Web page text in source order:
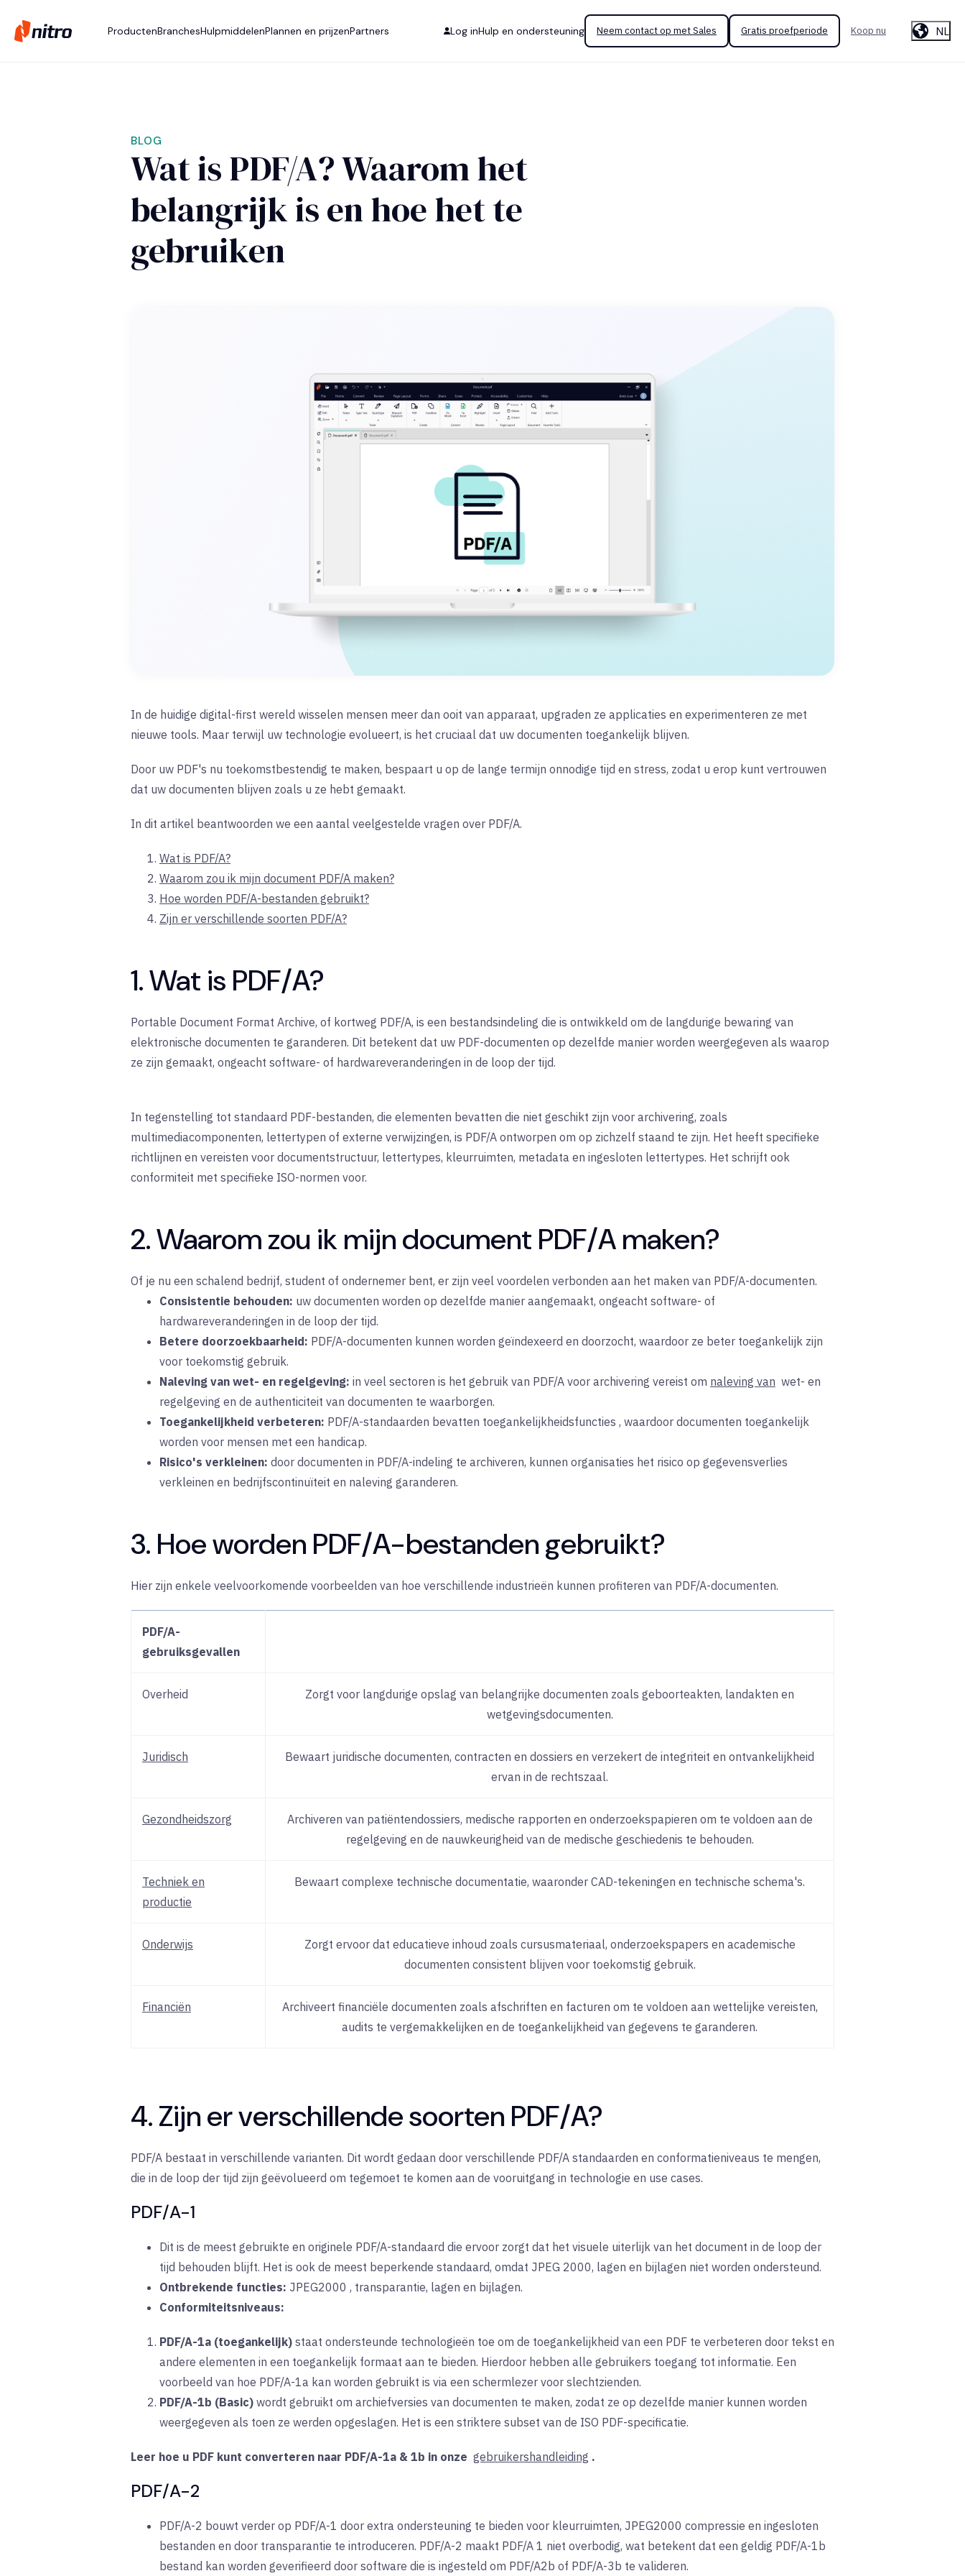
ProductenBranchesHulpmiddelenPlannen en prijzenPartners Log inHulp en ondersteuning Neem contact op met Sales Gratis proefperiode Koop nu NL
BLOG
Wat is PDF/A? Waarom het
belangrijk is en hoe het te
gebruiken
In de huidige digital-first wereld wisselen mensen meer dan ooit van apparaat, upgraden ze applicaties en experimenteren ze met
nieuwe tools. Maar terwijl uw technologie evolueert, is het cruciaal dat uw documenten toegankelijk blijven.
Door uw PDF's nu toekomstbestendig te maken, bespaart u op de lange termijn onnodige tijd en stress, zodat u erop kunt vertrouwen
dat uw documenten blijven zoals u ze hebt gemaakt.
In dit artikel beantwoorden we een aantal veelgestelde vragen over PDF/A.
Wat is PDF/A?
Waarom zou ik mijn document PDF/A maken?
Hoe worden PDF/A-bestanden gebruikt?
Zijn er verschillende soorten PDF/A?
1. Wat is PDF/A?
Portable Document Format Archive, of kortweg PDF/A, is een bestandsindeling die is ontwikkeld om de langdurige bewaring van
elektronische documenten te garanderen. Dit betekent dat uw PDF-documenten op dezelfde manier worden weergegeven als waarop
ze zijn gemaakt, ongeacht software- of hardwareveranderingen in de loop der tijd.
In tegenstelling tot standaard PDF-bestanden, die elementen bevatten die niet geschikt zijn voor archivering, zoals
multimediacomponenten, lettertypen of externe verwijzingen, is PDF/A ontworpen om op zichzelf staand te zijn. Het heeft specifieke
richtlijnen en vereisten voor documentstructuur, lettertypes, kleurruimten, metadata en ingesloten lettertypes. Het schrijft ook
conformiteit met specifieke ISO-normen voor.
2. Waarom zou ik mijn document PDF/A maken?
Of je nu een schalend bedrijf, student of ondernemer bent, er zijn veel voordelen verbonden aan het maken van PDF/A-documenten.
Consistentie behouden: uw documenten worden op dezelfde manier aangemaakt, ongeacht software- of
hardwareveranderingen in de loop der tijd.
Betere doorzoekbaarheid: PDF/A-documenten kunnen worden geïndexeerd en doorzocht, waardoor ze beter toegankelijk zijn
voor toekomstig gebruik.
Naleving van wet- en regelgeving: in veel sectoren is het gebruik van PDF/A voor archivering vereist om naleving van wet- en
regelgeving en de authenticiteit van documenten te waarborgen.
Toegankelijkheid verbeteren: PDF/A-standaarden bevatten toegankelijkheidsfuncties , waardoor documenten toegankelijk
worden voor mensen met een handicap.
Risico's verkleinen: door documenten in PDF/A-indeling te archiveren, kunnen organisaties het risico op gegevensverlies
verkleinen en bedrijfscontinuïteit en naleving garanderen.
3. Hoe worden PDF/A-bestanden gebruikt?
Hier zijn enkele veelvoorkomende voorbeelden van hoe verschillende industrieën kunnen profiteren van PDF/A-documenten.
PDF/A-
gebruiksgevallen
Overheid
Zorgt voor langdurige opslag van belangrijke documenten zoals geboorteakten, landakten en
wetgevingsdocumenten.
Juridisch
Bewaart juridische documenten, contracten en dossiers en verzekert de integriteit en ontvankelijkheid
ervan in de rechtszaal.
Gezondheidszorg
Archiveren van patiëntendossiers, medische rapporten en onderzoekspapieren om te voldoen aan de
regelgeving en de nauwkeurigheid van de medische geschiedenis te behouden.
Techniek en
productie
Bewaart complexe technische documentatie, waaronder CAD-tekeningen en technische schema's.
Onderwijs
Zorgt ervoor dat educatieve inhoud zoals cursusmateriaal, onderzoekspapers en academische
documenten consistent blijven voor toekomstig gebruik.
Financiën
Archiveert financiële documenten zoals afschriften en facturen om te voldoen aan wettelijke vereisten,
audits te vergemakkelijken en de toegankelijkheid van gegevens te garanderen.
4. Zijn er verschillende soorten PDF/A?
PDF/A bestaat in verschillende varianten. Dit wordt gedaan door verschillende PDF/A standaarden en conformatieniveaus te mengen,
die in de loop der tijd zijn geëvolueerd om tegemoet te komen aan de vooruitgang in technologie en use cases.
PDF/A-1
Dit is de meest gebruikte en originele PDF/A-standaard die ervoor zorgt dat het visuele uiterlijk van het document in de loop der
tijd behouden blijft. Het is ook de meest beperkende standaard, omdat JPEG 2000, lagen en bijlagen niet worden ondersteund.
Ontbrekende functies: JPEG2000 , transparantie, lagen en bijlagen.
Conformiteitsniveaus:
PDF/A-1a (toegankelijk) staat ondersteunde technologieën toe om de toegankelijkheid van een PDF te verbeteren door tekst en
andere elementen in een toegankelijk formaat aan te bieden. Hierdoor hebben alle gebruikers toegang tot informatie. Een
voorbeeld van hoe PDF/A-1a kan worden gebruikt is via een schermlezer voor slechtzienden.
PDF/A-1b (Basic) wordt gebruikt om archiefversies van documenten te maken, zodat ze op dezelfde manier kunnen worden
weergegeven als toen ze werden opgeslagen. Het is een striktere subset van de ISO PDF-specificatie.
Leer hoe u PDF kunt converteren naar PDF/A-1a & 1b in onze gebruikershandleiding .
PDF/A-2
PDF/A-2 bouwt verder op PDF/A-1 door extra ondersteuning te bieden voor kleurruimten, JPEG2000 compressie en ingesloten
bestanden en door transparantie te introduceren. PDF/A-2 maakt PDF/A 1 niet overbodig, wat betekent dat een geldig PDF/A-1b
bestand kan worden geverifieerd door software die is ingesteld om PDF/A2b of PDF/A-3b te valideren.